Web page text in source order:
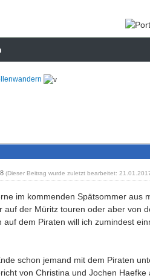
(Dieser Beitrag wurde zuletzt bearbeitet:
im kommenden Spätsommer aus
auf der Müritz touren oder aber von
auf dem Piraten will ich zumindest
schon jemand mit dem Piraten
von Christina und Jochen